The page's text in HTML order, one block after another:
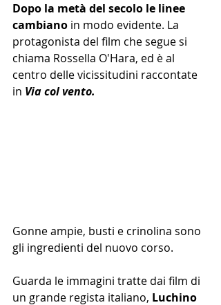
Dopo la metà del secolo le linee
cambiano in modo evidente. La
protagonista del film che segue si
chiama Rossella O'Hara, ed è al
centro delle vicissitudini raccontate
in Via col vento.
Gonne ampie, busti e crinolina sono
gli ingredienti del nuovo corso.
Guarda le immagini tratte dai film di
un grande regista italiano, Luchino